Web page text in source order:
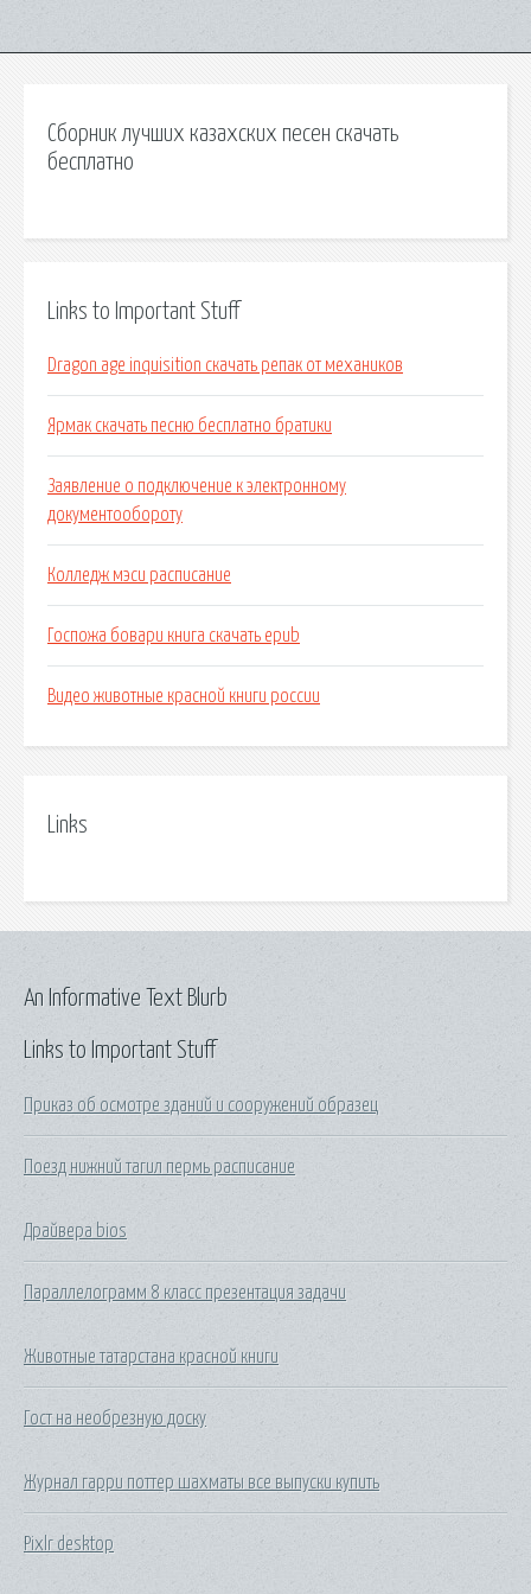
Сборник лучших казахских песен скачать
бесплатно
Links to Important Stuff
Dragon age inquisition скачать репак от механиков
Ярмак скачать песню бесплатно братики
Заявление о подключение к электронному
документообороту
Колледж мэси расписание
Госпожа бовари книга скачать epub
Видео животные красной книги россии
Links
Links to Important Stuff
Приказ об осмотре зданий и сооружений образец
Поезд нижний тагил пермь расписание
Драйвера bios
Параллелограмм 8 класс презентация задачи
Животные татарстана красной книги
Гост на необрезную доску
Журнал гарри поттер шахматы все выпуски купить
Pixlr desktop
An Informative Text Blurb